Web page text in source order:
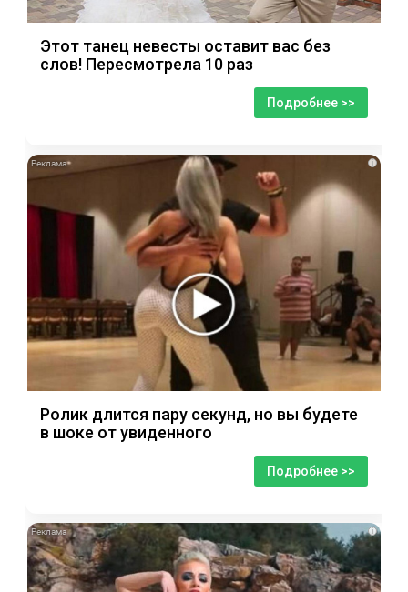
Этот танец невесты оставит вас без
слов! Пересмотрела 10 раз
Подробнее >>
i
Ролик длится пару секунд, но вы будете
в шоке от увиденного
Подробнее >>
i